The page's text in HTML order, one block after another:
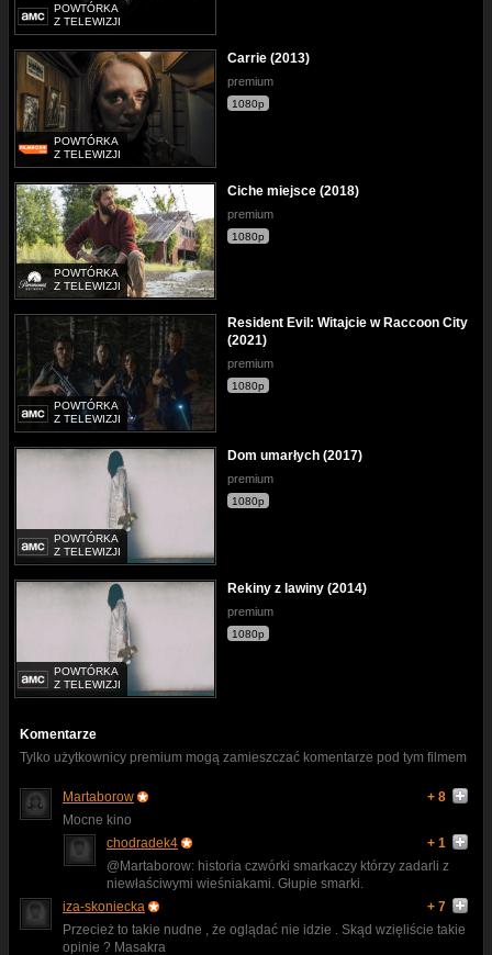
POWTÓRKA
Z TELEWIZJI
POWTÓRKA
Z TELEWIZJI
Carrie (2013)
premium
1080p
POWTÓRKA
Z TELEWIZJI
Ciche miejsce (2018)
premium
1080p
POWTÓRKA
Z TELEWIZJI
Resident Evil: Witajcie w Raccoon City
(2021)
premium
1080p
POWTÓRKA
Z TELEWIZJI
Dom umarłych (2017)
premium
1080p
POWTÓRKA
Z TELEWIZJI
Rekiny z lawiny (2014)
premium
1080p
Komentarze
Tylko użytkownicy premium mogą zamieszczać komentarze pod tym filmem
Martaborow
+ 8
Mocne kino
chodradek4
+ 1
@Martaborow: historia czwórki smarkaczy którzy zadarli z
niewłaściwymi wieśniakami. Głupie smarki.
iza-skoniecka
+ 7
Przecież to takie nudne , że oglądać nie idzie . Skąd wzięliście takie
opinie ? Masakra